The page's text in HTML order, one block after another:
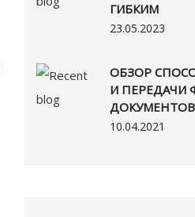
ГИБКИМ
23.05.2023
ОБЗОР
И ПЕРЕДАЧИ
ДОКУМЕНТОВ
10.04.2021